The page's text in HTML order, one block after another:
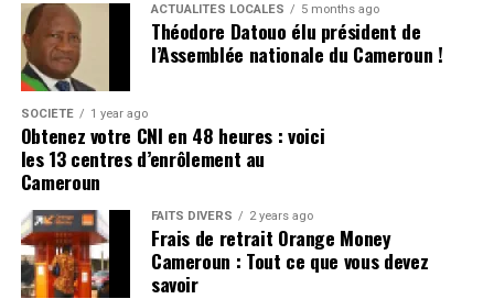
ACTUALITÉS LOCALES 5 months ago
Théodore Datouo élu président de
l’Assemblée nationale du Cameroun !
SOCIÉTÉ 1 year ago
Obtenez votre CNI en 48 heures : voici
les 13 centres d’enrôlement au
Cameroun
FAITS DIVERS 2 years ago
Frais de retrait Orange Money
Cameroun : Tout ce que vous devez
savoir